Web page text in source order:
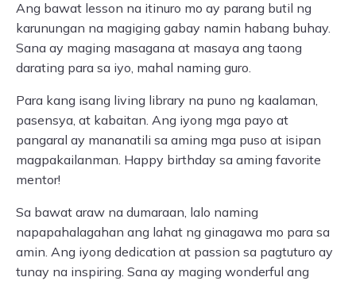
Ang bawat lesson na itinuro mo ay parang butil ng
karunungan na magiging gabay namin habang buhay.
Sana ay maging masagana at masaya ang taong
darating para sa iyo, mahal naming guro.
Para kang isang living library na puno ng kaalaman,
pasensya, at kabaitan. Ang iyong mga payo at
pangaral ay mananatili sa aming mga puso at isipan
magpakailanman. Happy birthday sa aming favorite
mentor!
Sa bawat araw na dumaraan, lalo naming
napapahalagahan ang lahat ng ginagawa mo para sa
amin. Ang iyong dedication at passion sa pagtuturo ay
tunay na inspiring. Sana ay maging wonderful ang